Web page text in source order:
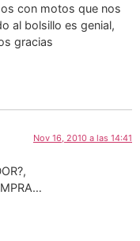
con motos que nos
al bolsillo es genial,
gracias
Nov 16, 2010 a las 14:41